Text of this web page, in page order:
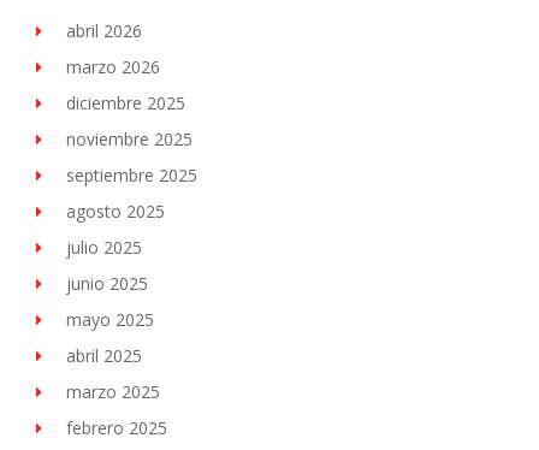
abril 2026
marzo 2026
diciembre 2025
noviembre 2025
septiembre 2025
agosto 2025
julio 2025
junio 2025
mayo 2025
abril 2025
marzo 2025
febrero 2025